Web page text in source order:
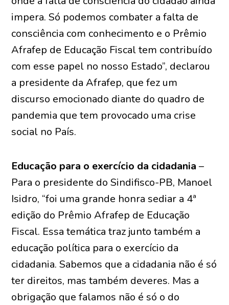
impera. Só podemos combater a falta de
consciência com conhecimento e o Prêmio
Afrafep de Educação Fiscal tem contribuído
com esse papel no nosso Estado”, declarou
a presidente da Afrafep, que fez um
discurso emocionado diante do quadro de
pandemia que tem provocado uma crise
social no País.
Educação para o exercício da cidadania –
Para o presidente do Sindifisco-PB, Manoel
Isidro, “foi uma grande honra sediar a 4ª
edição do Prêmio Afrafep de Educação
Fiscal. Essa temática traz junto também a
educação política para o exercício da
cidadania. Sabemos que a cidadania não é só
ter direitos, mas também deveres. Mas a
obrigação que falamos não é só o do